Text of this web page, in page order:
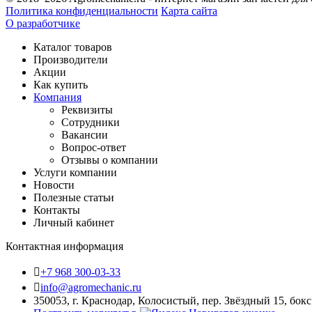
Политика конфиденциальности Карта сайта
О разработчике
Каталог товаров
Производители
Акции
Как купить
Компания
Реквизиты
Сотрудники
Вакансии
Вопрос-ответ
Отзывы о компании
Услуги компании
Новости
Полезные статьи
Контакты
Личный кабинет
Контактная информация
+7 968 300-03-33
info@agromechanic.ru
350053, г. Краснодар, Колосистый, пер. Звёздный 15,